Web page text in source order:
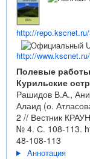
http://
http://
Полевые
Курильские
Рашидов В.А.,
Алаид (о.
2 // Вестник
№ 4. С. 108-113.
48-108-113
Аннотация